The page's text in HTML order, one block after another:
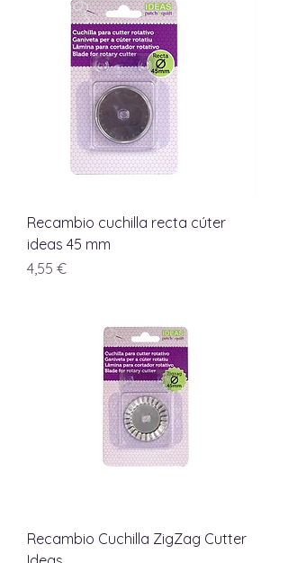
Recambio cuchilla recta cúter
ideas 45 mm
Precio
4,55 €
Recambio Cuchilla ZigZag Cutter